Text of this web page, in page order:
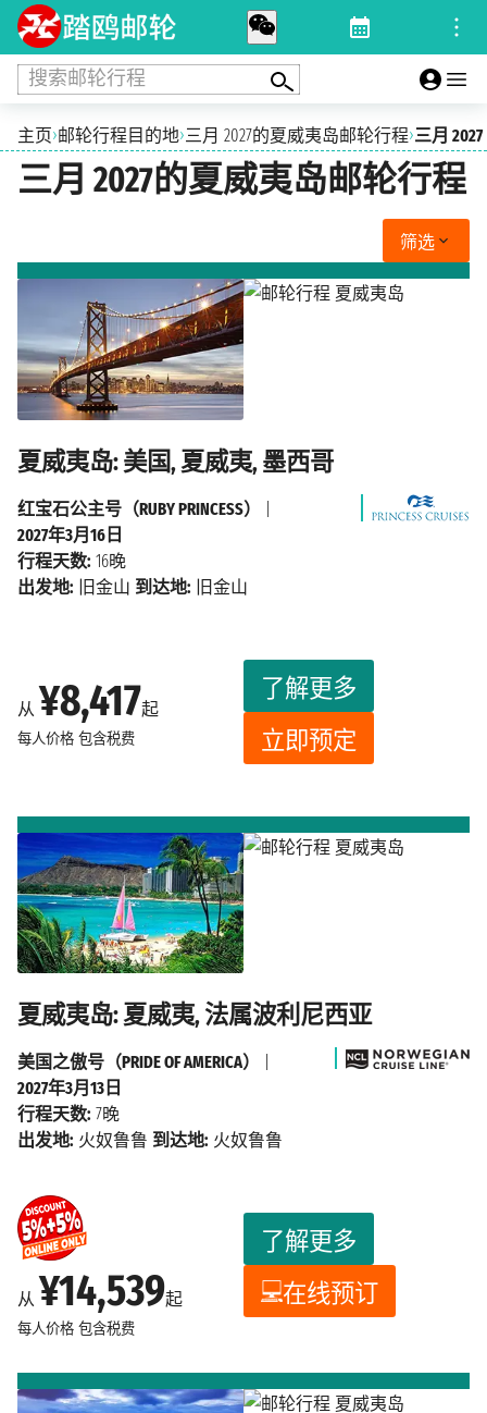
搜索邮轮行程
主页›邮轮行程目的地›三月 2027的夏威夷岛邮轮行程›三月 2027
三月 2027的夏威夷岛邮轮行程
筛选
夏威夷岛: 美国, 夏威夷, 墨西哥
从 ¥8,417起
每人价格 包含税费
了解更多
立即预定
红宝石公主号（RUBY PRINCESS）
2027年3月16日
行程天数: 16晚
出发地: 旧金山 到达地: 旧金山
夏威夷岛: 夏威夷, 法属波利尼西亚
从 ¥14,539起
每人价格 包含税费
了解更多
在线预订
美国之傲号（PRIDE OF AMERICA）
2027年3月13日
行程天数: 7晚
出发地: 火奴鲁鲁 到达地: 火奴鲁鲁